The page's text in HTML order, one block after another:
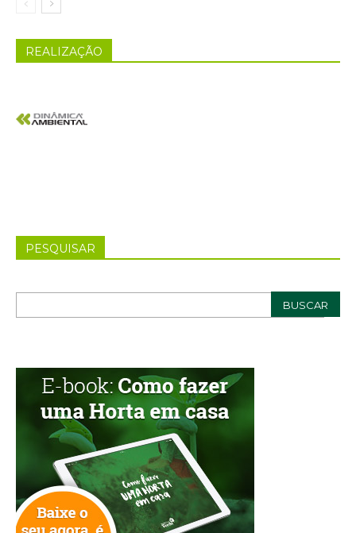
REALIZAÇÃO
PESQUISAR